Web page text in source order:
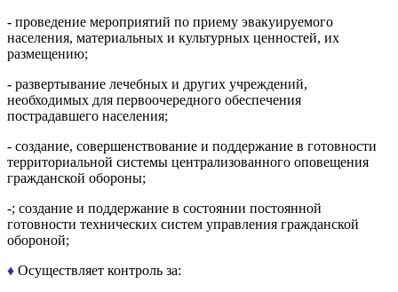
- проведение мероприятий по приему эвакуируемого
населения, материальных и культурных ценностей, их
размещению;
- развертывание лечебных и других учреждений,
необходимых для первоочередного обеспечения
пострадавшего населения;
- создание, совершенствование и поддержание в готовности
территориальной системы централизованного оповещения
гражданской обороны;
-; создание и поддержание в состоянии постоянной
готовности технических систем управления гражданской
обороной;
♦ Осуществляет контроль за: